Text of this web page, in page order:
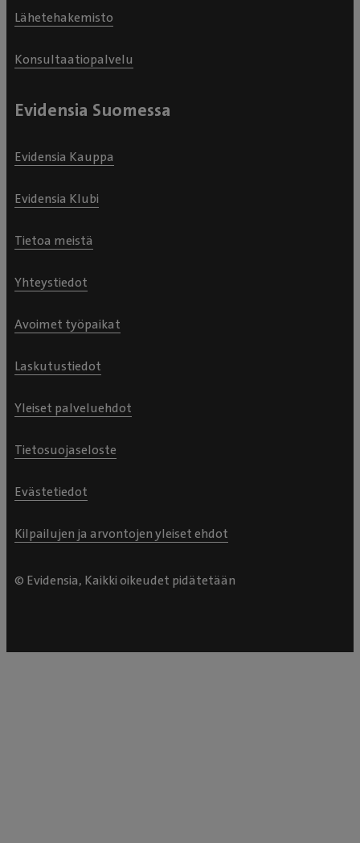
Lähetehakemisto
Konsultaatiopalvelu
Evidensia Suomessa
Evidensia Kauppa
Evidensia Klubi
Tietoa meistä
Yhteystiedot
Avoimet työpaikat
Laskutustiedot
Yleiset palveluehdot
Tietosuojaseloste
Evästetiedot
Kilpailujen ja arvontojen yleiset ehdot
© Evidensia, Kaikki oikeudet pidätetään